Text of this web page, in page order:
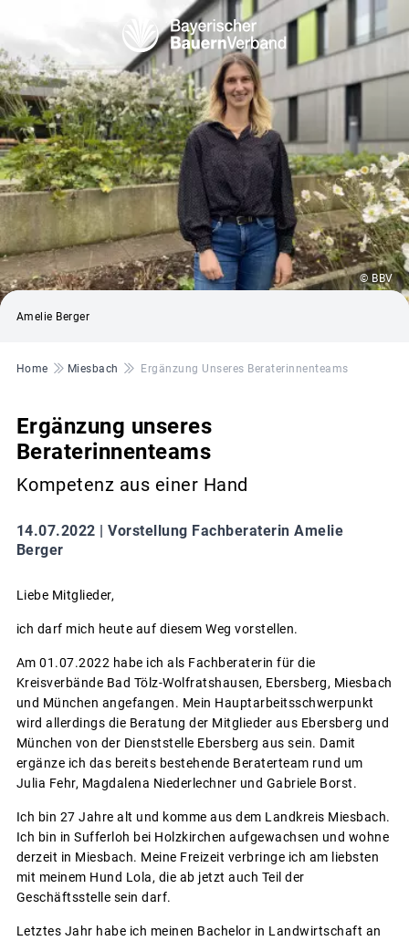
© BBV
Amelie Berger
Pfadnavigation
Home Miesbach Ergänzung Unseres Beraterinnenteams
Ergänzung unseres
Beraterinnenteams
Kompetenz aus einer Hand
14.07.2022 | Vorstellung Fachberaterin Amelie
Berger
Liebe Mitglieder,
ich darf mich heute auf diesem Weg vorstellen.
Am 01.07.2022 habe ich als Fachberaterin für die
Kreisverbände Bad Tölz-Wolfratshausen, Ebersberg, Miesbach
und München angefangen. Mein Hauptarbeitsschwerpunkt
wird allerdings die Beratung der Mitglieder aus Ebersberg und
München von der Dienststelle Ebersberg aus sein. Damit
ergänze ich das bereits bestehende Beraterteam rund um
Julia Fehr, Magdalena Niederlechner und Gabriele Borst.
Ich bin 27 Jahre alt und komme aus dem Landkreis Miesbach.
Ich bin in Sufferloh bei Holzkirchen aufgewachsen und wohne
derzeit in Miesbach. Meine Freizeit verbringe ich am liebsten
mit meinem Hund Lola, die ab jetzt auch Teil der
Geschäftsstelle sein darf.
Letztes Jahr habe ich meinen Bachelor in Landwirtschaft an